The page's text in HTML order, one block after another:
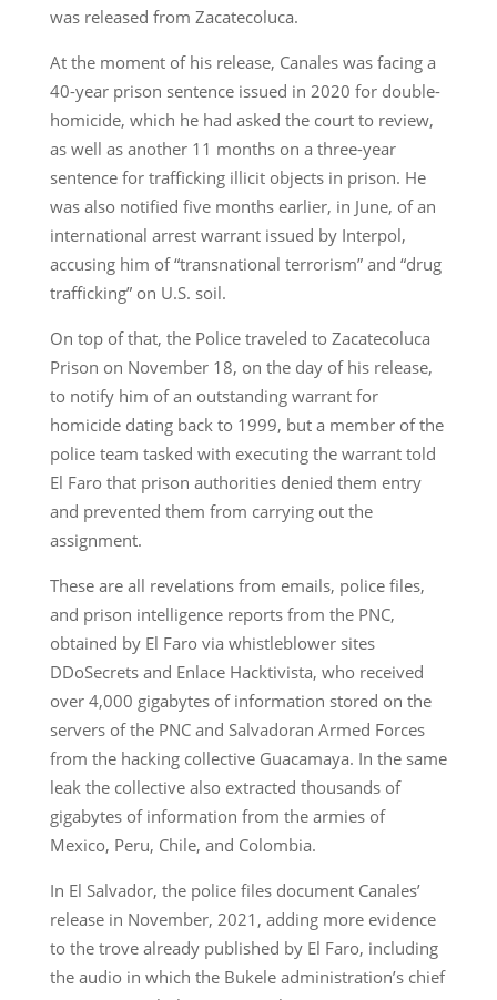
was released from Zacatecoluca.
At the moment of his release, Canales was facing a
40-year prison sentence issued in 2020 for double-
homicide, which he had asked the court to review,
as well as another 11 months on a three-year
sentence for trafficking illicit objects in prison. He
was also notified five months earlier, in June, of an
international arrest warrant issued by Interpol,
accusing him of “transnational terrorism” and “drug
trafficking” on U.S. soil.
On top of that, the Police traveled to Zacatecoluca
Prison on November 18, on the day of his release,
to notify him of an outstanding warrant for
homicide dating back to 1999, but a member of the
police team tasked with executing the warrant told
El Faro that prison authorities denied them entry
and prevented them from carrying out the
assignment.
These are all revelations from emails, police files,
and prison intelligence reports from the PNC,
obtained by El Faro via whistleblower sites
DDoSecrets and Enlace Hacktivista, who received
over 4,000 gigabytes of information stored on the
servers of the PNC and Salvadoran Armed Forces
from the hacking collective Guacamaya. In the same
leak the collective also extracted thousands of
gigabytes of information from the armies of
Mexico, Peru, Chile, and Colombia.
In El Salvador, the police files document Canales’
release in November, 2021, adding more evidence
to the trove already published by El Faro, including
the audio in which the Bukele administration’s chief